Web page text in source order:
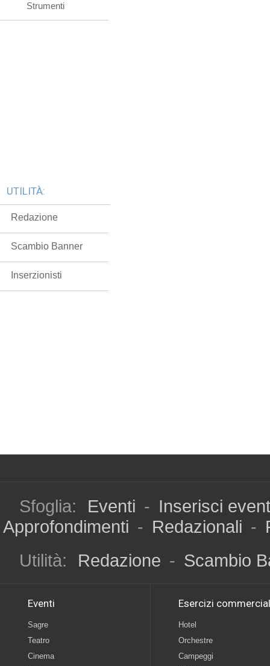
Strumenti
UTILITÀ:
Redazione
Scambio Banner
Inserzionisti
Sfoglia: Eventi - Inserisci
Approfondimenti - Redazionali -
Utilità:
Redazione - Scambio
Eventi
Sagre
Teatro
Cinema
Esercizi
Hotel
Orchestre
Campeggi